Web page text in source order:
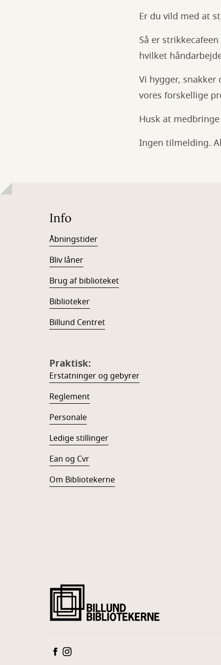
Er du vild med at
Så er
hvilket
Vi hygger,
vores forskellige
Husk at
Ingen tilmelding.
Info
Åbningstider
Bliv låner
Brug af biblioteket
Biblioteker
Billund Centret
Praktisk:
Erstatninger og gebyrer
Reglement
Personale
Ledige stillinger
Ean og Cvr
Om Bibliotekerne